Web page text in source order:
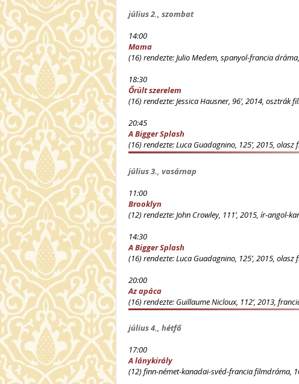
július 2., szombat
14:00
Mama
(16) rendezte: Julio Medem, spanyol-francia
18:30
Őrült szerelem
(16) rendezte: Jessica Hausner, 96’, 2014, osztrák
20:45
A Bigger Splash
(16) rendezte: Luca Guadagnino, 125’, 2015,
július 3., vasárnap
11:00
Brooklyn
(12) rendezte: John Crowley, 111’, 2015, ír-
14:30
A Bigger Splash
(16) rendezte: Luca Guadagnino, 125’, 2015,
20:00
Az apáca
(16) rendezte: Guillaume Nicloux, 112’, 2013,
július 4., hétfő
17:00
A lánykirály
(12) finn-német-kanadai-svéd-francia filmdráma,